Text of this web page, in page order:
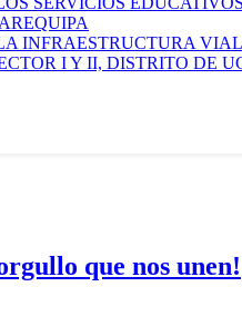
INFRAESTRUCTURA
I Y II, DISTRITO DE
que nos unen!